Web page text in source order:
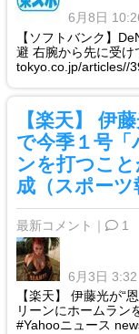
6月8日
【ソフトバンク】
避 右腕から先に受
tokyo.co.jp/articles//
【楽天】 伊
で今季１号
ンを打つこ
成（スポー
最新コメント｜ 1
6月3日 3:32
【楽天】 伊藤光が“
リーンにホームラ
#Yahooニュース